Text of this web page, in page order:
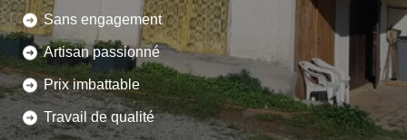
Sans engagement
Artisan passionné
Prix imbattable
Travail de qualité